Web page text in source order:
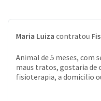
Maria Luiza contratou
Animal de 5 meses, com
maus tratos, gostaria de
fisioterapia, a domicilio